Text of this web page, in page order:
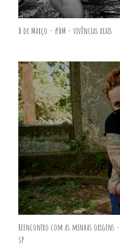
8 de Março - #8M - vivências reais
Reencontro com as minhas origens
SP